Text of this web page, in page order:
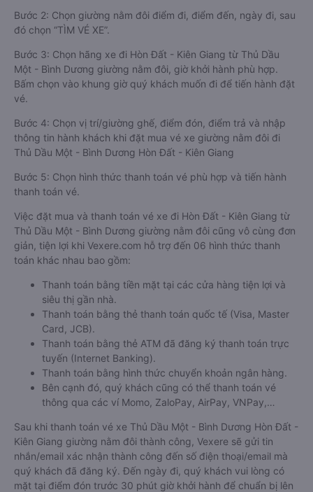
Bước 2: Chọn giường nằm đôi điểm đi, điểm đến, ngày đi, sau
đó chọn “TÌM VÉ XE”.
Bước 3: Chọn hãng xe đi Hòn Đất - Kiên Giang từ Thủ Dầu
Một - Bình Dương giường nằm đôi, giờ khởi hành phù hợp.
Bấm chọn vào khung giờ quý khách muốn đi để tiến hành đặt
vé.
Bước 4: Chọn vị trí/giường ghế, điểm đón, điểm trả và nhập
thông tin hành khách khi đặt mua vé xe giường nằm đôi đi
Thủ Dầu Một - Bình Dương Hòn Đất - Kiên Giang
Bước 5: Chọn hình thức thanh toán vé phù hợp và tiến hành
thanh toán vé.
Việc đặt mua và thanh toán vé xe đi Hòn Đất - Kiên Giang từ
Thủ Dầu Một - Bình Dương giường nằm đôi cũng vô cùng đơn
giản, tiện lợi khi Vexere.com hỗ trợ đến 06 hình thức thanh
toán khác nhau bao gồm:
Thanh toán bằng tiền mặt tại các cửa hàng tiện lợi và
siêu thị gần nhà.
Thanh toán bằng thẻ thanh toán quốc tế (Visa, Master
Card, JCB).
Thanh toán bằng thẻ ATM đã đăng ký thanh toán trực
tuyến (Internet Banking).
Thanh toán bằng hình thức chuyển khoản ngân hàng.
Bên cạnh đó, quý khách cũng có thể thanh toán vé
thông qua các ví Momo, ZaloPay, AirPay, VNPay,…
Sau khi thanh toán vé xe Thủ Dầu Một - Bình Dương Hòn Đất -
Kiên Giang giường nằm đôi thành công, Vexere sẽ gửi tin
nhắn/email xác nhận thành công đến số điện thoại/email mà
quý khách đã đăng ký. Đến ngày đi, quý khách vui lòng có
mặt tại điểm đón trước 30 phút giờ khởi hành để chuẩn bị lên